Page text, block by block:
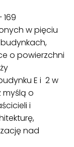
w pięciu
o powierzchni
E i 2 w
myślą o
i
nad